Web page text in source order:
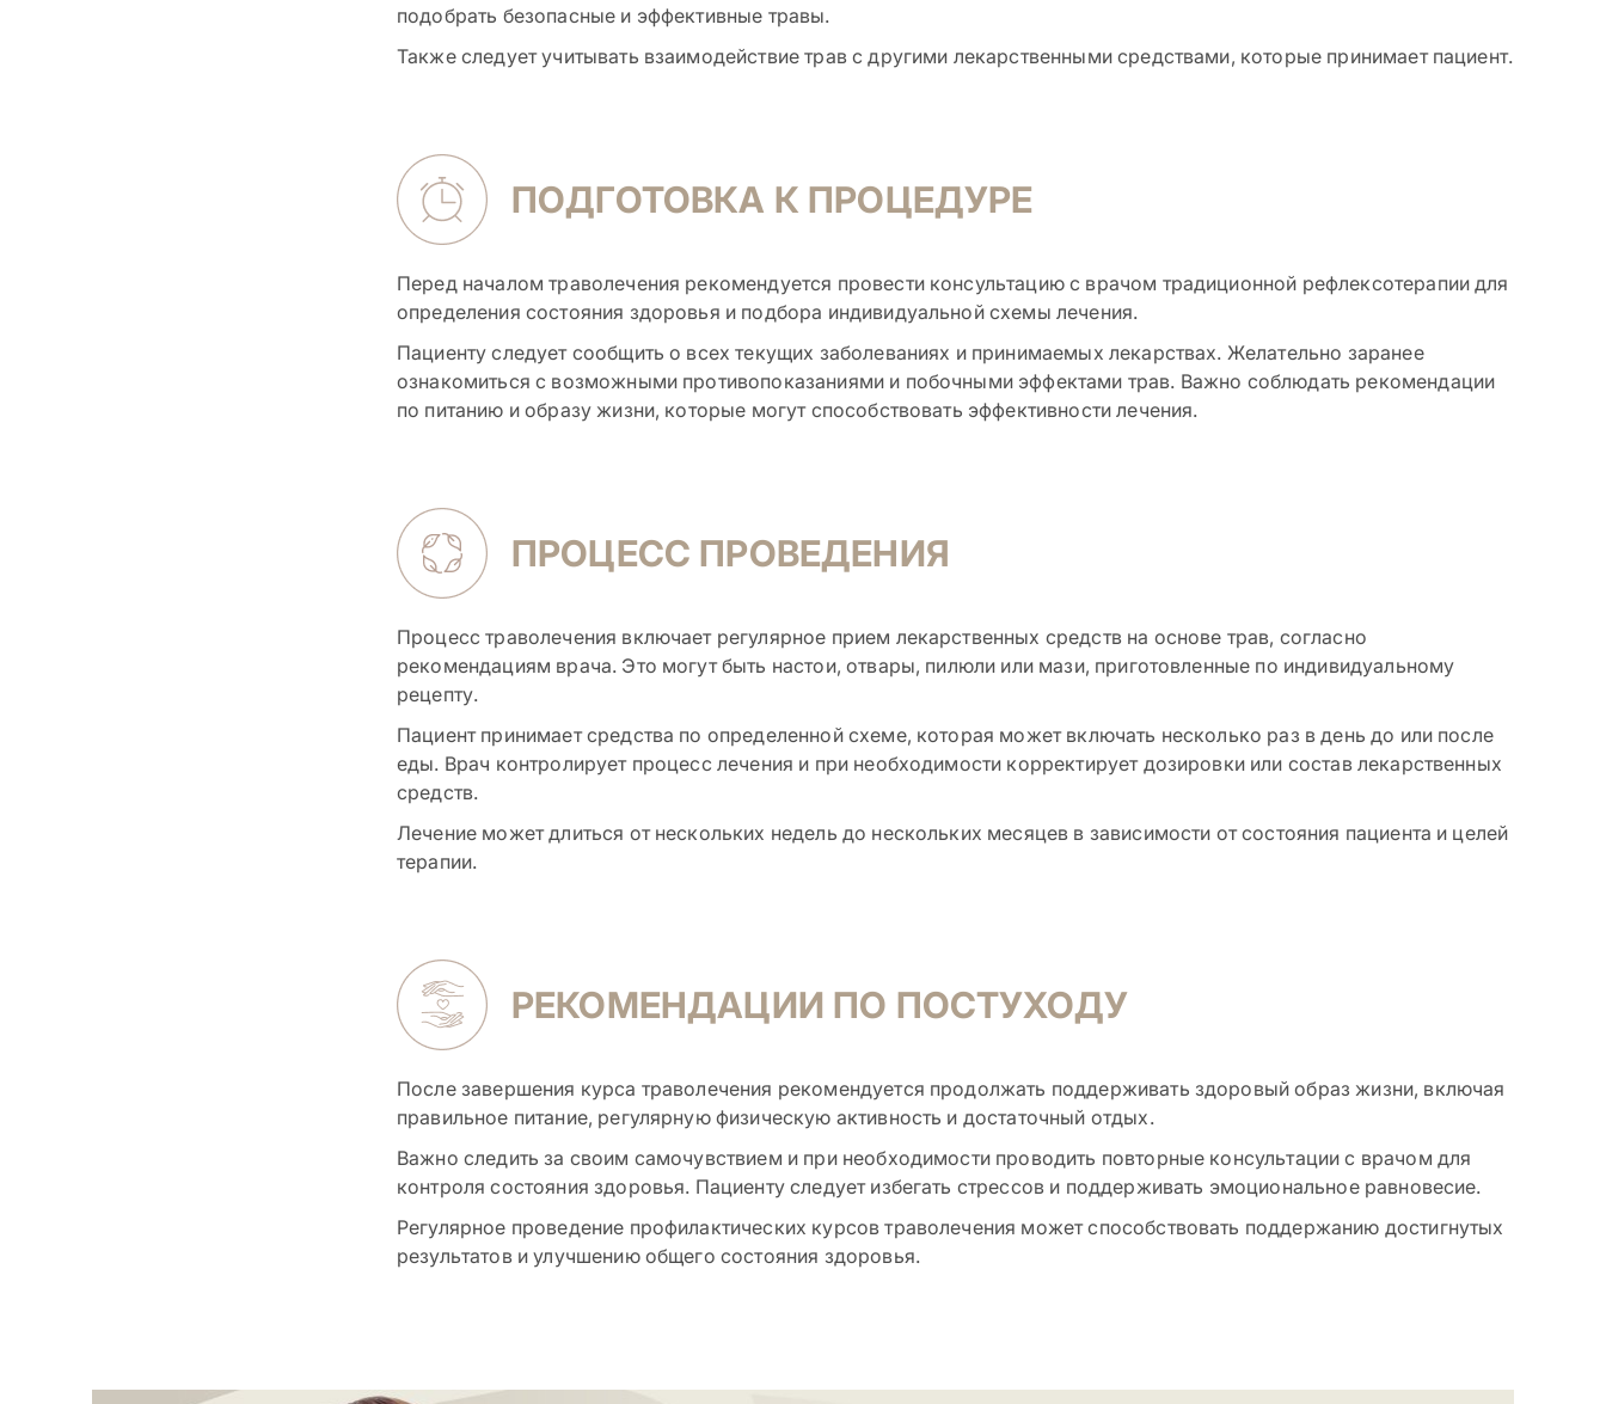
подобрать безопасные и эффективные травы.
Также следует учитывать взаимодействие трав с другими лекарственными средствами, которые принимает пациент.
ПОДГОТОВКА К ПРОЦЕДУРЕ
Перед началом траволечения рекомендуется провести консультацию с врачом традиционной рефлексотерапии для
определения состояния здоровья и подбора индивидуальной схемы лечения.
Пациенту следует сообщить о всех текущих заболеваниях и принимаемых лекарствах. Желательно заранее
ознакомиться с возможными противопоказаниями и побочными эффектами трав. Важно соблюдать рекомендации
по питанию и образу жизни, которые могут способствовать эффективности лечения.
ПРОЦЕСС ПРОВЕДЕНИЯ
Процесс траволечения включает регулярное прием лекарственных средств на основе трав, согласно
рекомендациям врача. Это могут быть настои, отвары, пилюли или мази, приготовленные по индивидуальному
рецепту.
Пациент принимает средства по определенной схеме, которая может включать несколько раз в день до или после
еды. Врач контролирует процесс лечения и при необходимости корректирует дозировки или состав лекарственных
средств.
Лечение может длиться от нескольких недель до нескольких месяцев в зависимости от состояния пациента и целей
терапии.
РЕКОМЕНДАЦИИ ПО ПОСТУХОДУ
После завершения курса траволечения рекомендуется продолжать поддерживать здоровый образ жизни, включая
правильное питание, регулярную физическую активность и достаточный отдых.
Важно следить за своим самочувствием и при необходимости проводить повторные консультации с врачом для
контроля состояния здоровья. Пациенту следует избегать стрессов и поддерживать эмоциональное равновесие.
Регулярное проведение профилактических курсов траволечения может способствовать поддержанию достигнутых
результатов и улучшению общего состояния здоровья.